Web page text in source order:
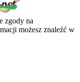
zgody na
możesz znaleźć w